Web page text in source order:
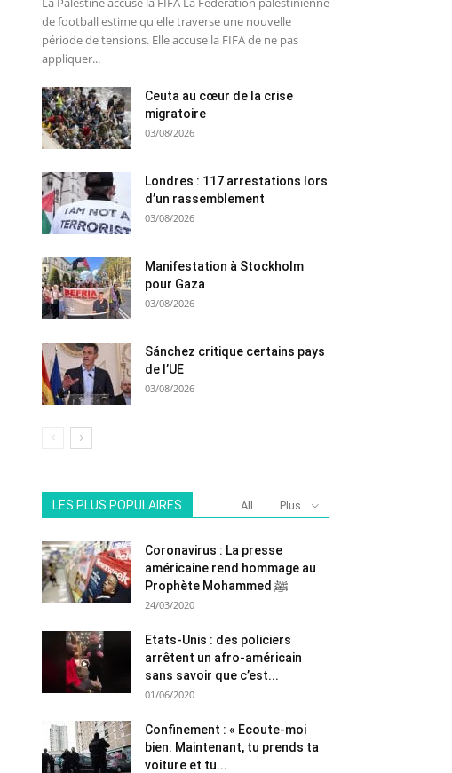
de football estime qu'elle traverse une nouvelle
période de tensions. Elle accuse la FIFA de ne pas
appliquer...
Ceuta au cœur de la crise
migratoire
03/08/2026
Londres : 117 arrestations lors
d’un rassemblement
03/08/2026
Manifestation à Stockholm
pour Gaza
03/08/2026
Sánchez critique certains pays
de l’UE
03/08/2026
LES PLUS POPULAIRES All Plus
Coronavirus : La presse
américaine rend hommage au
Prophète Mohammed ﷺ
24/03/2020
Etats-Unis : des policiers
arrêtent un afro-américain
sans savoir que c’est...
01/06/2020
Confinement : « Ecoute-moi
bien. Maintenant, tu prends ta
voiture et tu...